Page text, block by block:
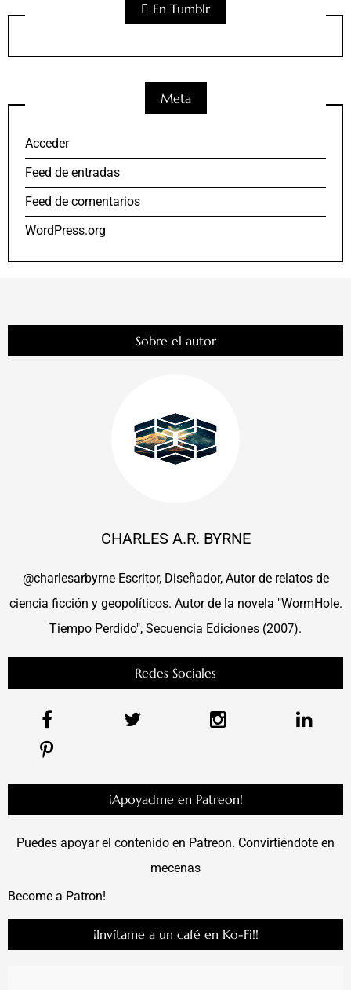
En Tumblr
Meta
Acceder
Feed de entradas
Feed de comentarios
WordPress.org
Sobre el autor
CHARLES A.R. BYRNE
@charlesarbyrne Escritor, Diseñador, Autor de relatos de
ciencia ficción y geopolíticos. Autor de la novela "WormHole.
Tiempo Perdido", Secuencia Ediciones (2007).
Redes Sociales
¡Apoyadme en Patreon!
Puedes apoyar el contenido en Patreon. Convirtiéndote en
mecenas
Become a Patron!
¡Invítame a un café en Ko-Fi!!